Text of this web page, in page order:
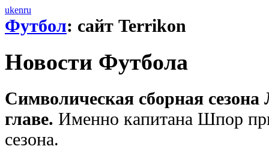
ukenru
Футбол: сайт Terrikon
Новости Футбола
Символическая сборная
главе. Именно капитана Шпор
сезона.